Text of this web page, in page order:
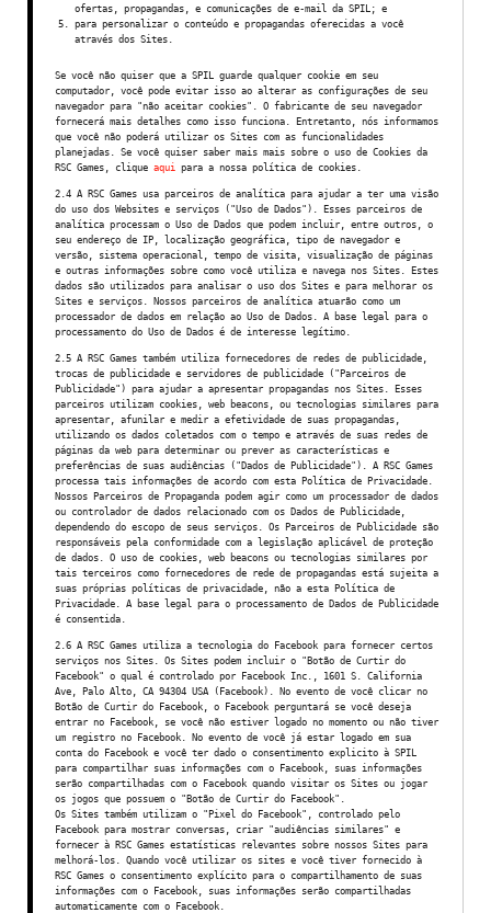
ofertas, propagandas, e comunicações de e-mail da SPIL; e
para personalizar o conteúdo e propagandas oferecidas a você
através dos Sites.
Se você não quiser que a SPIL guarde qualquer cookie em seu
computador, você pode evitar isso ao alterar as configurações de seu
navegador para "não aceitar cookies". O fabricante de seu navegador
fornecerá mais detalhes como isso funciona. Entretanto, nós informamos
que você não poderá utilizar os Sites com as funcionalidades
planejadas. Se você quiser saber mais mais sobre o uso de Cookies da
RSC Games, clique aqui para a nossa política de cookies.
2.4 A RSC Games usa parceiros de analítica para ajudar a ter uma visão
do uso dos Websites e serviços ("Uso de Dados"). Esses parceiros de
analítica processam o Uso de Dados que podem incluir, entre outros, o
seu endereço de IP, localização geográfica, tipo de navegador e
versão, sistema operacional, tempo de visita, visualização de páginas
e outras informações sobre como você utiliza e navega nos Sites. Estes
dados são utilizados para analisar o uso dos Sites e para melhorar os
Sites e serviços. Nossos parceiros de analítica atuarão como um
processador de dados em relação ao Uso de Dados. A base legal para o
processamento do Uso de Dados é de interesse legítimo.
2.5 A RSC Games também utiliza fornecedores de redes de publicidade,
trocas de publicidade e servidores de publicidade ("Parceiros de
Publicidade") para ajudar a apresentar propagandas nos Sites. Esses
parceiros utilizam cookies, web beacons, ou tecnologias similares para
apresentar, afunilar e medir a efetividade de suas propagandas,
utilizando os dados coletados com o tempo e através de suas redes de
páginas da web para determinar ou prever as características e
preferências de suas audiências ("Dados de Publicidade"). A RSC Games
processa tais informações de acordo com esta Política de Privacidade.
Nossos Parceiros de Propaganda podem agir como um processador de dados
ou controlador de dados relacionado com os Dados de Publicidade,
dependendo do escopo de seus serviços. Os Parceiros de Publicidade são
responsáveis pela conformidade com a legislação aplicável de proteção
de dados. O uso de cookies, web beacons ou tecnologias similares por
tais terceiros como fornecedores de rede de propagandas está sujeita a
suas próprias políticas de privacidade, não a esta Política de
Privacidade. A base legal para o processamento de Dados de Publicidade
é consentida.
2.6 A RSC Games utiliza a tecnologia do Facebook para fornecer certos
serviços nos Sites. Os Sites podem incluir o "Botão de Curtir do
Facebook" o qual é controlado por Facebook Inc., 1601 S. California
Ave, Palo Alto, CA 94304 USA (Facebook). No evento de você clicar no
Botão de Curtir do Facebook, o Facebook perguntará se você deseja
entrar no Facebook, se você não estiver logado no momento ou não tiver
um registro no Facebook. No evento de você já estar logado em sua
conta do Facebook e você ter dado o consentimento explicito à SPIL
para compartilhar suas informações com o Facebook, suas informações
serão compartilhadas com o Facebook quando visitar os Sites ou jogar
os jogos que possuem o "Botão de Curtir do Facebook".
Os Sites também utilizam o "Pixel do Facebook", controlado pelo
Facebook para mostrar conversas, criar "audiências similares" e
fornecer à RSC Games estatísticas relevantes sobre nossos Sites para
melhorá-los. Quando você utilizar os sites e você tiver fornecido à
RSC Games o consentimento explícito para o compartilhamento de suas
informações com o Facebook, suas informações serão compartilhadas
automaticamente com o Facebook.